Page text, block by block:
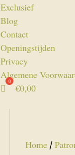
Exclusief
Blog
Contact
Openingstijden
Privacy
Algemene
€0,00
Home /